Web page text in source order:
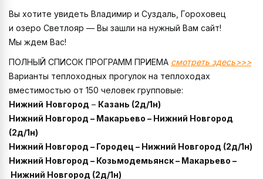
Вы хотите увидеть Владимир и Суздаль, Гороховец
и озеро Светлояр — Вы зашли на нужный Вам сайт!
Мы ждем Вас!
ПОЛНЫЙ СПИСОК ПРОГРАММ ПРИЕМА смотреть здесь>>>
Варианты теплоходных прогулок на теплоходах
вместимостью от 150 человек групповые:
Нижний Новгород – Казань (2д/1н)
Нижний Новгород – Макарьево – Нижний Новгород
(2д/1н)
Нижний Новгород – Городец – Нижний Новгород (2д/1н)
Нижний Новгород – Козьмодемьянск – Макарьево –
Нижний Новгород (2д/1н)